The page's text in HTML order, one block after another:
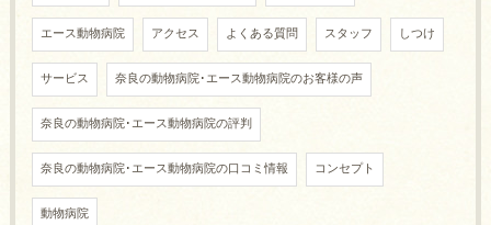
エース動物病院 アクセス よくある質問 スタッフ しつけ
サービス 奈良の動物病院･エース動物病院のお客様の声
奈良の動物病院･エース動物病院の評判
奈良の動物病院･エース動物病院の口コミ情報 コンセプト
動物病院